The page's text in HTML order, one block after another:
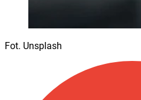
Fot. Unsplash